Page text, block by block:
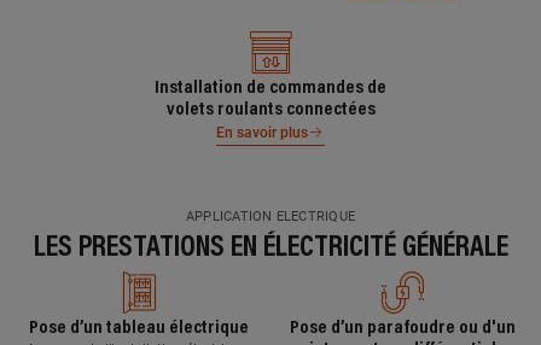
Installation de commandes de
volets roulants connectées
En savoir plus
APPLICATION ELECTRIQUE
LES PRESTATIONS EN ÉLECTRICITÉ GÉNÉRALE
Pose d’un tableau électrique
Pose d’un parafoudre ou d'un